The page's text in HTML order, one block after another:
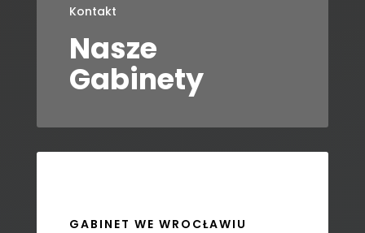
Kontakt
Nasze
Gabinety
GABINET WE WROCŁAWIU